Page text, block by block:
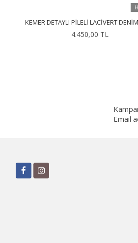
KEMER DETAYLI PILELI LACIVERT
4.450,00 TL
Email